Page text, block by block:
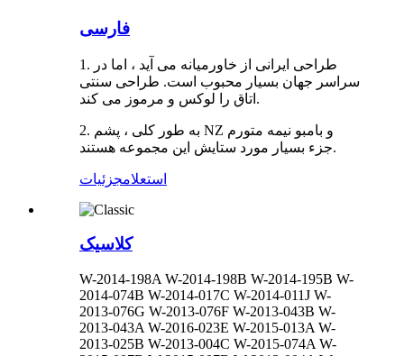
فارسی
1. طراحی ایرانی از خاورمیانه می آید ، اما در
سراسر جهان بسیار محبوب است. طراحی سنتی
اتاق را لوکس و مرموز می کند.
2. به طور کلی ، پشم NZ و بامبو نیمه متورم
جزء بسیار مورد ستایش این مجموعه هستند.
استعلامجزئیات
کلاسیک
W-2014-198A W-2014-198B W-2014-195B W-
2014-074B W-2014-017C W-2014-011J W-
2013-076G W-2013-076F W-2013-043B W-
2013-043A W-2016-023E W-2015-013A W-
2013-025B W-2013-004C W-2015-074A W-